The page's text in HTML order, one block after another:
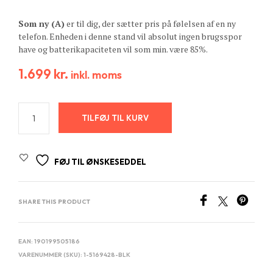
Som ny (A)er til dig, der sætter pris på følelsen af en ny
telefon. Enheden i denne stand vil absolut ingen brugsspor
have og batterikapaciteten vil som min. være 85%.
1.699 kr. inkl. moms
TILFØJ TIL KURV
FØJ TIL ØNSKESEDDEL
SHARE THIS PRODUCT
EAN: 190199505186
VARENUMMER (SKU): 1-5169428-BLK